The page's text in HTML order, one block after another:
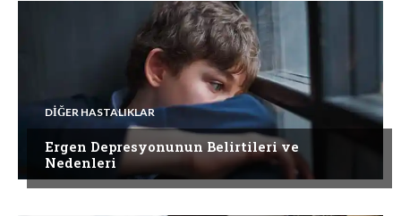
DIĞER HASTALIKLAR
Ergen Depresyonunun Belirtileri ve
Nedenleri